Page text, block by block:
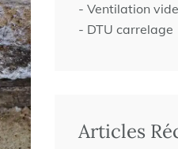
- Ventilation
- DTU carrelage
Articles